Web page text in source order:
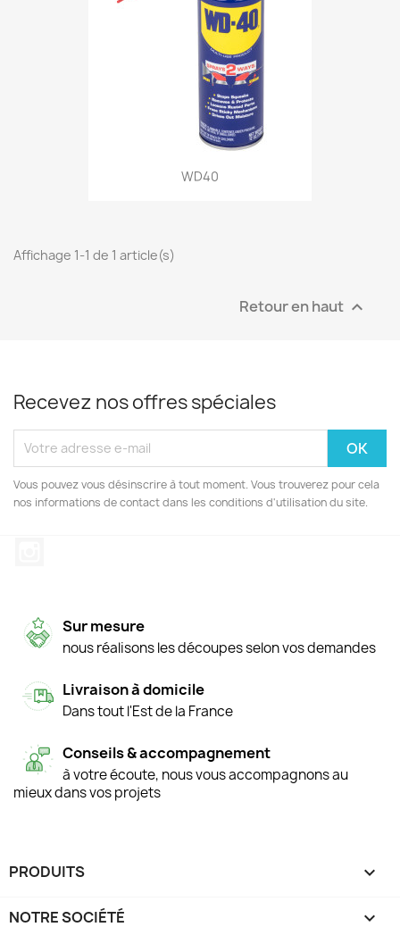
WD40
Affichage 1-1 de 1 article(s)
Retour en haut 
Recevez nos offres spéciales
Vous pouvez vous désinscrire à tout moment. Vous trouverez pour cela
nos informations de contact dans les conditions d'utilisation du site.
Sur mesure
nous réalisons les découpes selon vos demandes
Livraison à domicile
Dans tout l'Est de la France
Conseils & accompagnement
à votre écoute, nous vous accompagnons au
mieux dans vos projets
PRODUITS 
NOTRE SOCIÉTÉ 